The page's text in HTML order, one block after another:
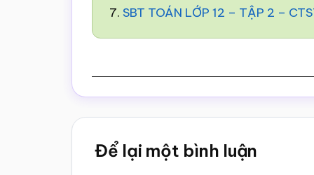
7. SBT TOÁN LỚP 12 – TẬP 2 –
Reader
Interactions
Để lại một bình luận